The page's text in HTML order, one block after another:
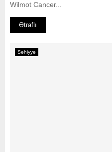
Wilmot Cancer...
Ətraflı
Səhiyyə